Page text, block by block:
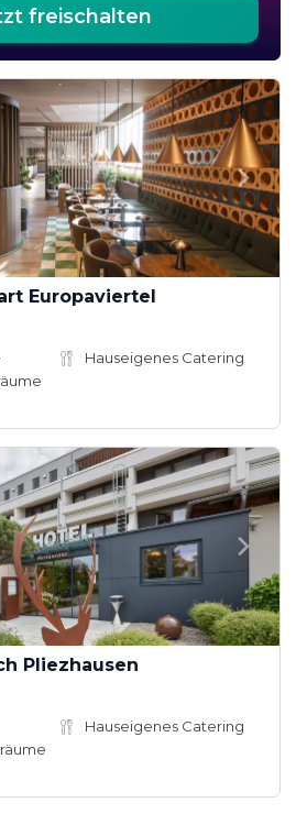
freischalten
Europaviertel
Hauseigenes Catering
Pliezhausen
Hauseigenes Catering